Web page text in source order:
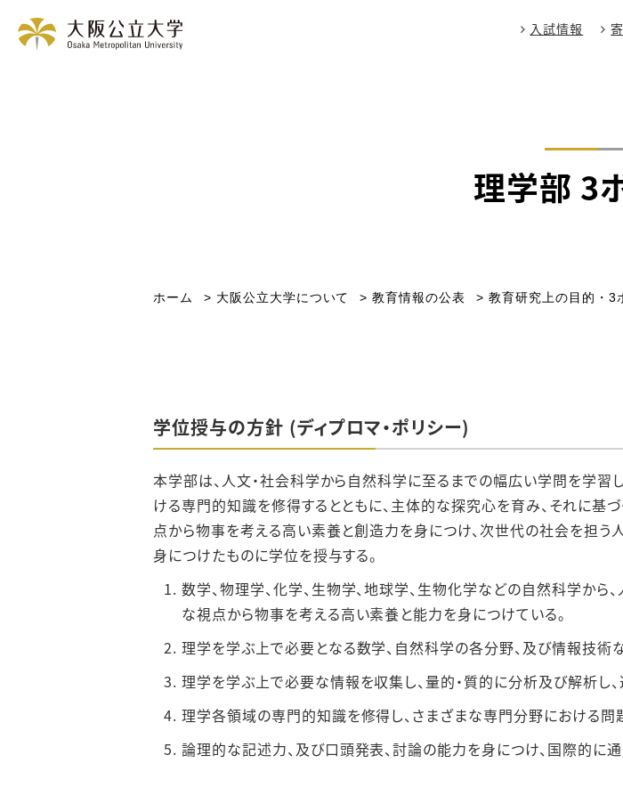
入試情報
理学部 3
ホーム 大阪公立大学について 教育情報の公表 教育研究上の目的・3
学位授与の方針 (ディプロマ・ポリシー)
本学部は、⼈⽂・社会科学から⾃然科学に⾄るまでの幅広い学問を学習
ける専⾨的知識を修得するとともに、主体的な探究⼼を育み、それに基
点から物事を考える⾼い素養と創造⼒を⾝につけ、次世代の社会を担う
⾝につけたものに学位を授与する。
数学、物理学、化学、⽣物学、地球学、⽣物化学などの⾃然科学か
な視点から物事を考える⾼い素養と能⼒を⾝につけている。
理学を学ぶ上で必要となる数学、⾃然科学の各分野、及び情報技術
理学を学ぶ上で必要な情報を収集し、量的・質的に分析及び解析し
理学各領域の専⾨的知識を修得し、さまざまな専⾨分野における問
論理的な記述⼒、及び⼝頭発表、討論の能⼒を⾝につけ、国際的に